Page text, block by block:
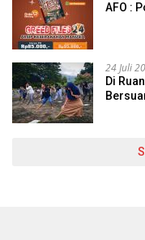
AFO :
24 Juli
Di